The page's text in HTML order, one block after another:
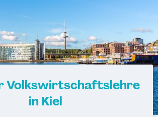
Volkswirtschaftslehre
in Kiel